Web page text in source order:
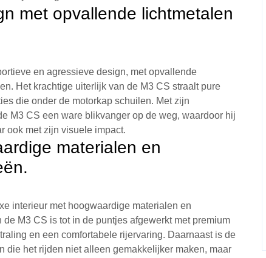
met opvallende lichtmetalen
en agressieve design, met opvallende
Het krachtige uiterlijk van de M3 CS straalt pure
die onder de motorkap schuilen. Met zijn
M3 CS een ware blikvanger op de weg, waardoor hij
ook met zijn visuele impact.
materialen en
interieur met hoogwaardige materialen en
M3 CS is tot in de puntjes afgewerkt met premium
en een comfortabele rijervaring. Daarnaast is de
die het rijden niet alleen gemakkelijker maken, maar